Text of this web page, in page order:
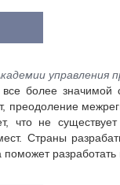
управления
более значимой
преодоление
что не
Страны